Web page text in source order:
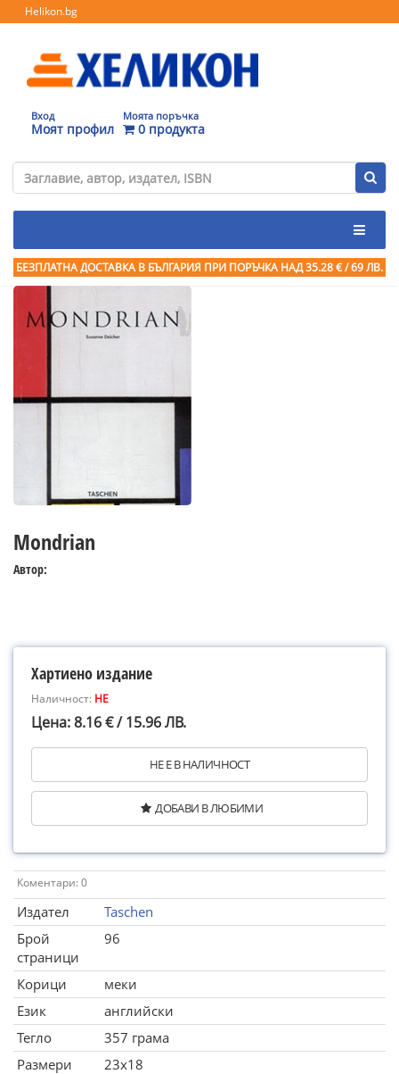
Helikon.bg
Вход
Моят профил
Моята поръчка
0 продукта
БЕЗПЛАТНА ДОСТАВКА В БЪЛГАРИЯ ПРИ ПОРЪЧКА НАД 35.28 € / 69 ЛВ.
Mondrian
Автор:
Хартиено издание
Наличност: НЕ
Цена: 8.16 € / 15.96 ЛВ.
НЕ Е В НАЛИЧНОСТ
ДОБАВИ В ЛЮБИМИ
Коментари: 0
Издател
Taschen
Брой
страници
96
Корици
меки
Език
английски
Тегло
357 грама
Размери
23x18